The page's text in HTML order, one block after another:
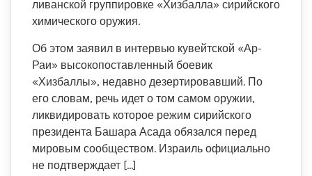
ливанской группировке «Хизбалла» сирийского
химического оружия.
Об этом заявил в интервью кувейтской «Ар-
Раи» высокопоставленный боевик
«Хизбаллы», недавно дезертировавший. По
его словам, речь идет о том самом оружии,
ликвидировать которое режим сирийского
президента Башара Асада обязался перед
мировым сообществом. Израиль официально
не подтверждает […]